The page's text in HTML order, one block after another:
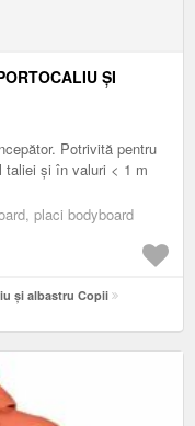
ȘI
Potrivită pentru
taliei și în valuri < 1 m
placi bodyboard
și albastru Copii